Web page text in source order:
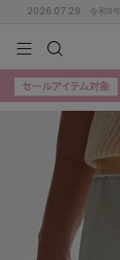
2026.07.29 令和8
検索
KIDSBABYBEAUTY
ス/ドレス (1179)
KIDSBABYBEAUTY
C D